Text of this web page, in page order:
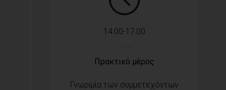
14:00-17:00
Πρακτικό μέρος
Γνωριμία των συμμετεχόντων